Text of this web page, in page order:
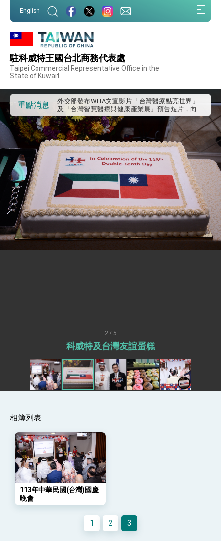
English
駐科威特王國台北商務代表處
Taipei Commercial Representative Office in the
State of Kuwait
重點消息
外交部重要言論
我國政府將在美國亞利桑納州設立「駐鳳凰城辦
事處」，進一步深化台美交流合作
經驗為亞太醫療照護發展開創新里程碑
外交部發布WHA文宣影片「台灣醫療點亮世界」
及「台灣智慧醫療與健康產業展」預告短片，向
世界展現台灣守護全球健康的創新能量
總統出訪史瓦帝尼返國談話 強調臺灣人有權利
走向世界 盼與理念相近國家共同維護國際秩序
堅定走向世界 賴總統抵達史瓦帝尼王國進行國是
訪問
總統與五院院長新春茶敘 盼化分歧為團結、為
國家邁出合作第一步
總統農曆春節談話
台美貿易協議完成簽署達成6大目標、創5大歷史
性突破 總統強調將以3大面向加速臺灣經濟轉型
升級 籲請立院全力支持並盡速通過
臺美簽署「對等貿易協定」確立對等關稅15%且不
外交部長林佳龍午宴歡迎美國聯邦參議員蓋耶哥
訪問團
外交部長林佳龍接見美國智庫「德國馬歇爾基金
會」訪問團一行，深化跨大西洋戰略夥伴關係
臺美經貿談判獲階段性成果 卓揆期勉爭取時間完
成「臺美對等貿易協定」簽署
外交部長林佳龍主持第35次「參與亞太經濟合作
策略小組」跨部會會議
民調顯示多數國人滿意政府外交表現，高度支持
「總合外交」與台歐美日關係深化
總統以「韌性之島，希望之光」為題發表2026新
年談話
總統主持「守護民主台灣國安行動方案」記者
會 強調以實力守護台海和平 以決心掌握國家
變局中 奮起的新臺灣 總統發表國慶演說
2 / 5
科威特及台灣友誼蛋糕
相簿列表
113年中華民國(台灣)國慶
晚會
1 2 3